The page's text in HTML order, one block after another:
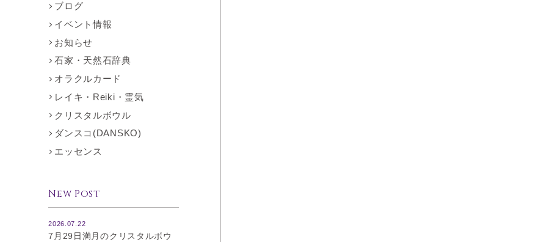
ブログ
イベント情報
お知らせ
石家・天然石辞典
オラクルカード
レイキ・Reiki・霊気
クリスタルボウル
ダンスコ(DANSKO)
エッセンス
New Post
2026.07.22
7月29日満月のクリスタルボウ